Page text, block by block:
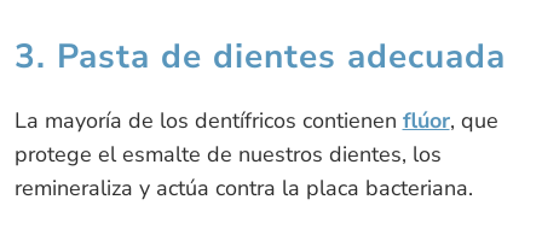
3. Pasta de dientes adecuada
La mayoría de los dentífricos contienen flúor, que
protege el esmalte de nuestros dientes, los
remineraliza y actúa contra la placa bacteriana.